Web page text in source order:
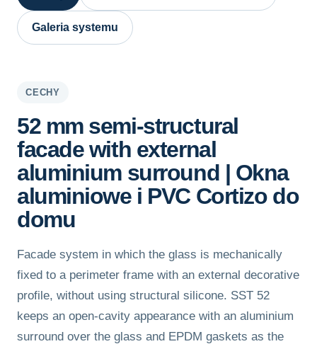
Galeria systemu
CECHY
52 mm semi-structural
facade with external
aluminium surround | Okna
aluminiowe i PVC Cortizo do
domu
Facade system in which the glass is mechanically
fixed to a perimeter frame with an external decorative
profile, without using structural silicone. SST 52
keeps an open-cavity appearance with an aluminium
surround over the glass and EPDM gaskets as the